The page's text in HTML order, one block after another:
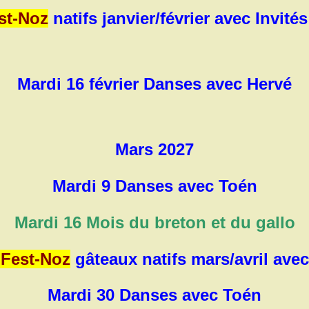
Noz natifs janvier/février avec
Mardi 16 février Danses avec Hervé
Mars 2027
Mardi 9 Danses avec Toén
Mardi 16 Mois du breton et du gallo
Noz gâteaux natifs mars/avril
Mardi 30 Danses avec Toén